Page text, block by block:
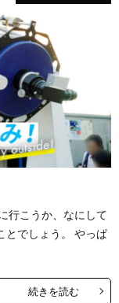
行こうか、なにして
とでしょう。 やっぱ
続きを読む